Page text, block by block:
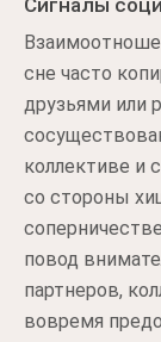
Сигналы
сне часто
друзьями или
коллективе и
со стороны
повод
партнеров,
вовремя